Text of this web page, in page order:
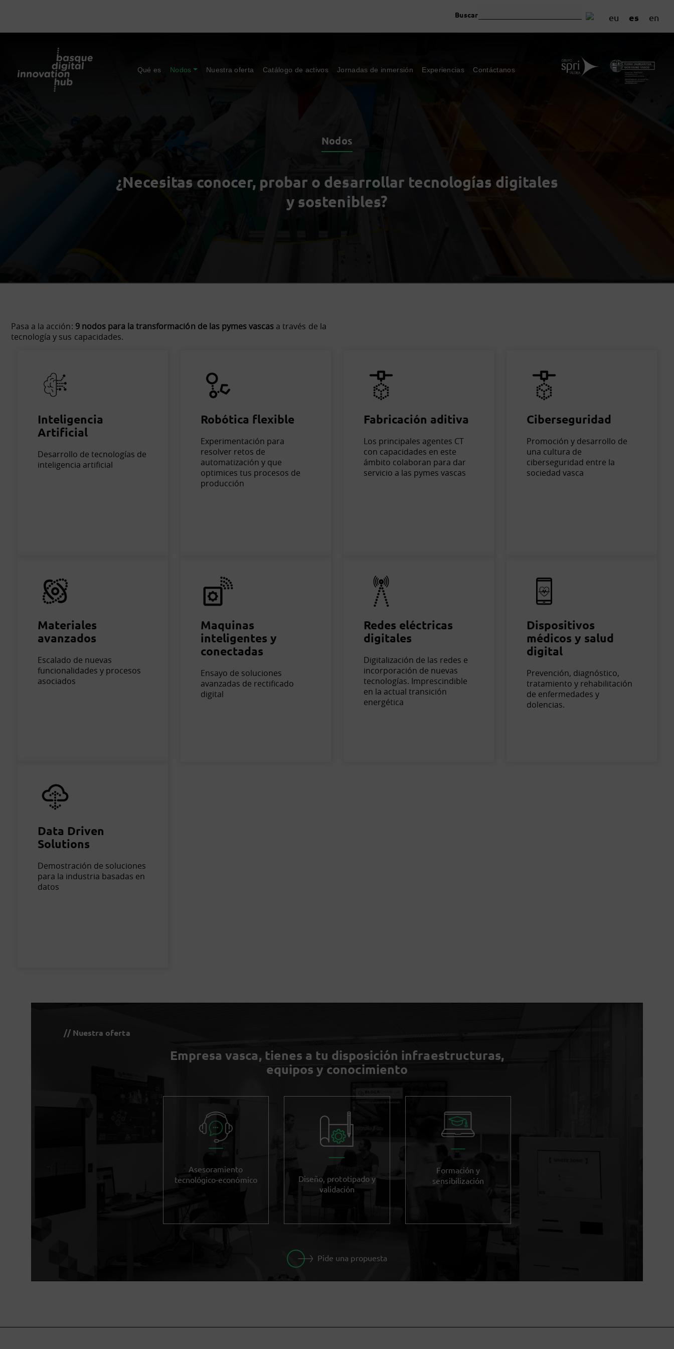
eu es en
Buscar
Qué es Nodos Nuestra oferta Catálogo de activos Jornadas de inmersión Experiencias Contáctanos
Nodos
¿Necesitas conocer, probar o desarrollar tecnologías digitales
y sostenibles?
Pasa a la acción: 9 nodos para la transformación de las pymes vascas a través de la
tecnología y sus capacidades.
Inteligencia
Artificial
Desarrollo de tecnologías de
inteligencia artificial
Robótica flexible
Experimentación para
resolver retos de
automatización y que
optimices tus procesos de
producción
Fabricación aditiva
Los principales agentes CT
con capacidades en este
ámbito colaboran para dar
servicio a las pymes vascas
Ciberseguridad
Promoción y desarrollo de
una cultura de
ciberseguridad entre la
sociedad vasca
Materiales
avanzados
Escalado de nuevas
funcionalidades y procesos
asociados
Maquinas
inteligentes y
conectadas
Ensayo de soluciones
avanzadas de rectiﬁcado
digital
Redes eléctricas
digitales
Digitalización de las redes e
incorporación de nuevas
tecnologías. Imprescindible
en la actual transición
energética
Dispositivos
médicos y salud
digital
Prevención, diagnóstico,
tratamiento y rehabilitación
de enfermedades y
dolencias.
Data Driven
Solutions
Demostración de soluciones
para la industria basadas en
datos
// Nuestra oferta
Empresa vasca, tienes a tu disposición infraestructuras,
equipos y conocimiento
Asesoramiento
tecnológico-económico
Diseño, prototipado y
validación
Formación y
sensibilización
Pide una propuesta